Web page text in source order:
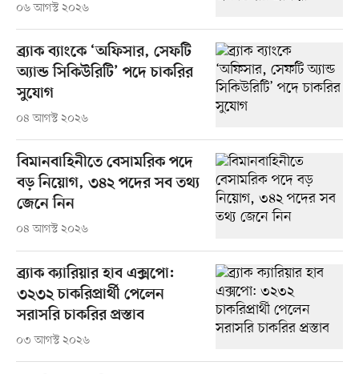
০৬ আগস্ট ২০২৬
ব্র্যাক ব্যাংকে ‘অফিসার, সেফটি
অ্যান্ড সিকিউরিটি’ পদে চাকরির
সুযোগ
০৪ আগস্ট ২০২৬
বিমানবাহিনীতে বেসামরিক পদে
বড় নিয়োগ, ৩৪২ পদের সব তথ্য
জেনে নিন
০৪ আগস্ট ২০২৬
ব্র্যাক ক্যারিয়ার হাব এক্সপো:
৩২৩২ চাকরিপ্রার্থী পেলেন
সরাসরি চাকরির প্রস্তাব
০৩ আগস্ট ২০২৬